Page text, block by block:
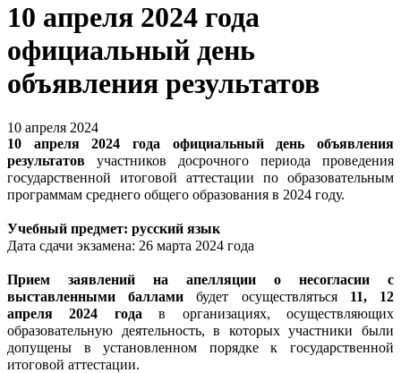
10 апреля 2024 года
официальный день
объявления результатов
10 апреля 2024
10 апреля 2024 года официальный день объявления
результатов участников досрочного периода проведения
государственной итоговой аттестации по образовательным
программам среднего общего образования в 2024 году.
Учебный предмет: русский язык
Дата сдачи экзамена: 26 марта 2024 года
Прием заявлений на апелляции о несогласии с
выставленными баллами будет осуществляться 11, 12
апреля 2024 года в организациях, осуществляющих
образовательную деятельность, в которых участники были
допущены в установленном порядке к государственной
итоговой аттестации.